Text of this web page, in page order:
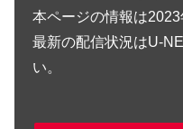
本ページの情報は2023
最新の配信状況はU-
い。